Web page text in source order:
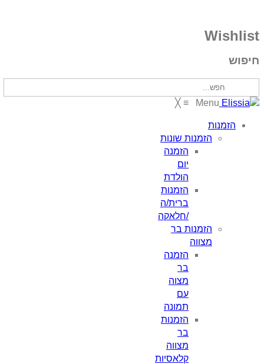
Wishlist
חיפוש
Menu
≡
╳
הזמנות
הזמנות שונות
הזמנה
יום
הולדת
הזמנות
ברית/ה
/חלאקה
הזמנות בר
מצווה
הזמנה
בר
מצוה
עם
תמונה
הזמנות
בר
מצווה
קלאסיות